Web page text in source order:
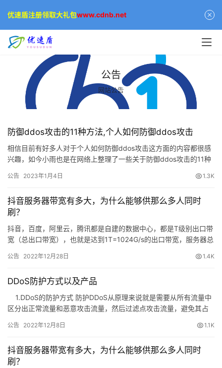
公
告
答
社
公告
网站公告
防御ddos攻击的11种方法,个人如何防御ddos攻击
相信目前有好多人对于个人如何防御ddos攻击这方面的内容都很感
兴趣，如今小雨也是在网络上整理了一些关于防御ddos攻击的11种
公告 2023年1月4日 1.3K
抖音服务器带宽有多大，为什么能够供那么多人同时
刷？
抖音，百度，阿里云，腾讯都是自建的数据中心，都是T级别出口带
宽（总出口带宽），也就是达到1T=1024G/s的出口带宽，服务器总
公告 2022年12月28日 1.4K
DDoS防护方式以及产品
1.DDoS的防护方式 防护DDoS从原理来说就是需要从所有流量中
区分出正常流量和恶意攻击流量，然后过滤点攻击流量，避免其占
公告 2022年12月8日 1.1K
抖音服务器带宽有多大，为什么能够供那么多人同时
刷？
优速盾注册领取大礼包www.cdnb.net